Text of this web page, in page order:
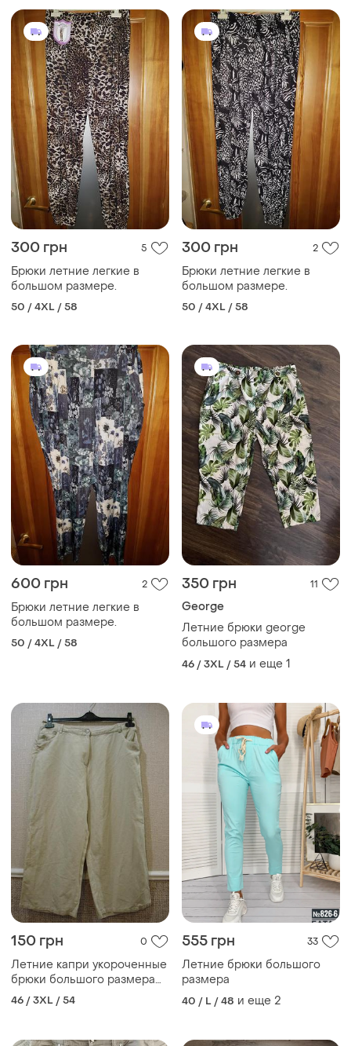
300 грн 5
Брюки летние легкие в
большом размере.
50 / 4XL / 58
300 грн 2
Брюки летние легкие в
большом размере.
50 / 4XL / 58
600 грн 2
Брюки летние легкие в
большом размере.
50 / 4XL / 58
350 грн 11
George
Летние брюки george
большого размера
46 / 3XL / 54 и еще 1
150 грн 0
Летние капри укороченные
брюки большого размера
18(xxxl)
46 / 3XL / 54
555 грн 33
Летние брюки большого
размера
40 / L / 48 и еще 2